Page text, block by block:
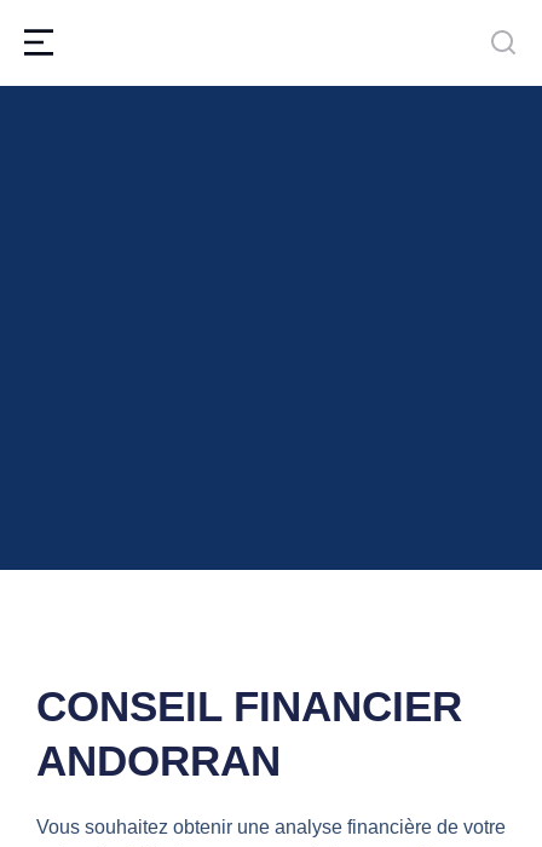
CONSEIL FINANCIER
ANDORRAN
Vous souhaitez obtenir une analyse financière de votre